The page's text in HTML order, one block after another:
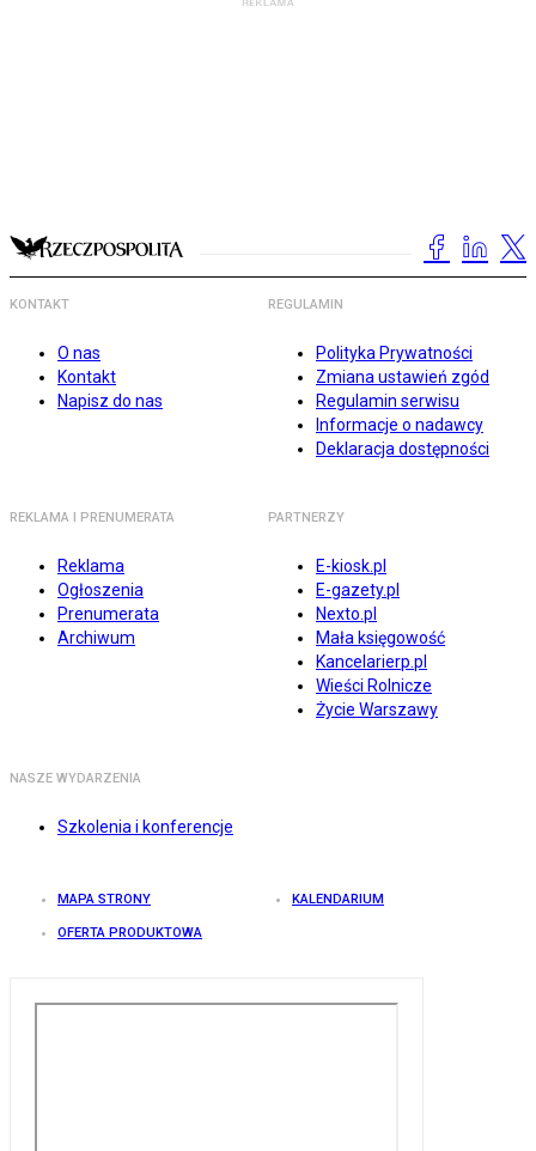
KONTAKT
O nas
Kontakt
Napisz do nas
REGULAMIN
Polityka Prywatności
Zmiana ustawień zgód
Regulamin serwisu
Informacje o nadawcy
Deklaracja dostępności
REKLAMA I PRENUMERATA
Reklama
Ogłoszenia
Prenumerata
Archiwum
PARTNERZY
E-kiosk.pl
E-gazety.pl
Nexto.pl
Mała księgowość
Kancelarierp.pl
Wieści Rolnicze
Życie Warszawy
NASZE WYDARZENIA
Szkolenia i konferencje
MAPA STRONY KALENDARIUM
OFERTA PRODUKTOWA